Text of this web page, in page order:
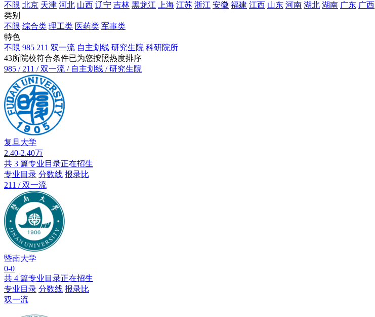
不限 北京 天津 河北 山西 辽宁 吉林 黑龙江 上海 江苏 浙江 安徽 福建 江西 山东 河南 湖北 湖南 广东 广西
类别
不限 综合类 理工类 医药类 军事类
特色
不限 985 211 双一流 自主划线 研究生院 科研院所
43所院校符合条件已为您按照热度排序
985 / 211 / 双一流 / 自主划线 / 研究生院
复旦大学
2.40-2.40万
共 3 篇专业目录正在招生
专业目录 分数线 报录比
211 / 双一流
暨南大学
0-0
共 4 篇专业目录正在招生
专业目录 分数线 报录比
双一流